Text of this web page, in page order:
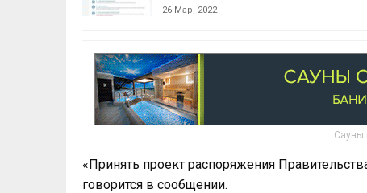
26 Мар, 2022
Сауны
«Принять проект распоряжения
говорится в сообщении.